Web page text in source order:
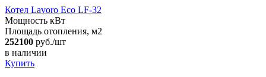
Котел Lavoro Eco LF-32
Мощность кВт
Площадь отопления, м2
252100 руб./шт
в наличии
Купить